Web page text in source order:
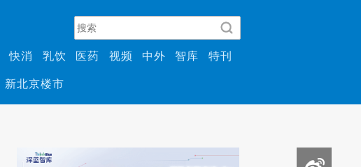
快消 乳饮 医药 视频 中外 智库 特刊
新北京楼市